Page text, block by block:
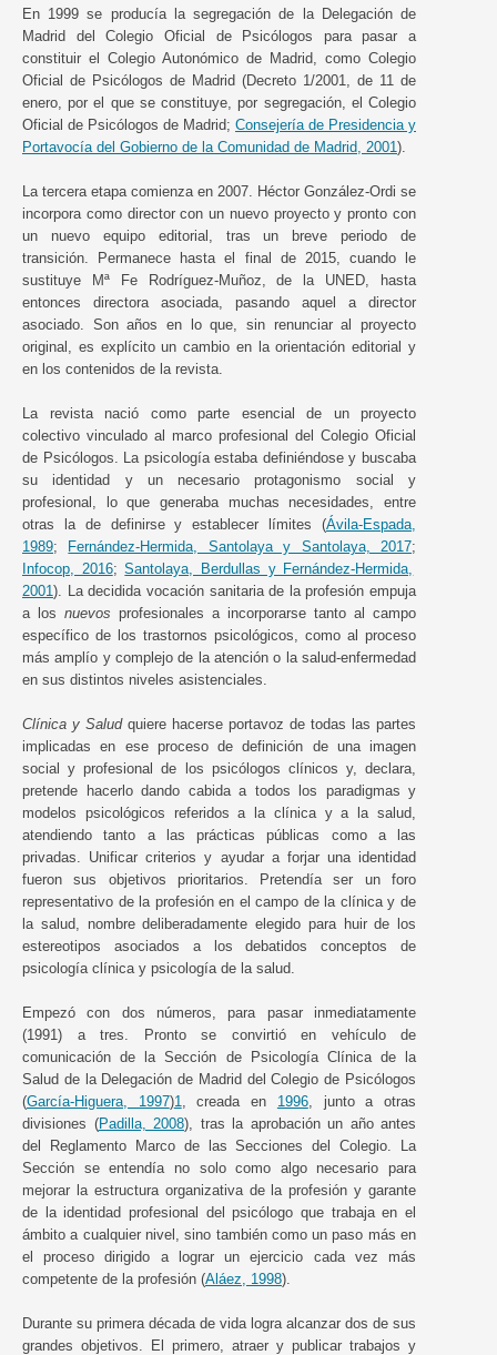
En 1999 se producía la segregación de la Delegación de
Madrid del Colegio Oficial de Psicólogos para pasar a
constituir el Colegio Autonómico de Madrid, como Colegio
Oficial de Psicólogos de Madrid (Decreto 1/2001, de 11 de
enero, por el que se constituye, por segregación, el Colegio
Oficial de Psicólogos de Madrid; Consejería de Presidencia y
Portavocía del Gobierno de la Comunidad de Madrid, 2001).
La tercera etapa comienza en 2007. Héctor González-Ordi se
incorpora como director con un nuevo proyecto y pronto con
un nuevo equipo editorial, tras un breve periodo de
transición. Permanece hasta el final de 2015, cuando le
sustituye Mª Fe Rodríguez-Muñoz, de la UNED, hasta
entonces directora asociada, pasando aquel a director
asociado. Son años en lo que, sin renunciar al proyecto
original, es explícito un cambio en la orientación editorial y
en los contenidos de la revista.
La revista nació como parte esencial de un proyecto
colectivo vinculado al marco profesional del Colegio Oficial
de Psicólogos. La psicología estaba definiéndose y buscaba
su identidad y un necesario protagonismo social y
profesional, lo que generaba muchas necesidades, entre
otras la de definirse y establecer límites (Ávila-Espada,
1989; Fernández-Hermida, Santolaya y Santolaya, 2017;
Infocop, 2016;Santolaya, Berdullas y Fernández-Hermida,
2001). La decidida vocación sanitaria de la profesión empuja
a los nuevos profesionales a incorporarse tanto al campo
específico de los trastornos psicológicos, como al proceso
más amplío y complejo de la atención o la salud-enfermedad
en sus distintos niveles asistenciales.
Clínica y Saludquiere hacerse portavoz de todas las partes
implicadas en ese proceso de definición de una imagen
social y profesional de los psicólogos clínicos y, declara,
pretende hacerlo dando cabida a todos los paradigmas y
modelos psicológicos referidos a la clínica y a la salud,
atendiendo tanto a las prácticas públicas como a las
privadas. Unificar criterios y ayudar a forjar una identidad
fueron sus objetivos prioritarios. Pretendía ser un foro
representativo de la profesión en el campo de la clínica y de
la salud, nombre deliberadamente elegido para huir de los
estereotipos asociados a los debatidos conceptos de
psicología clínica y psicología de la salud.
Empezó con dos números, para pasar inmediatamente
(1991) a tres. Pronto se convirtió en vehículo de
comunicación de la Sección de Psicología Clínica de la
Salud de la Delegación de Madrid del Colegio de Psicólogos
(García-Higuera, 1997)1 , creada en 1996, junto a otras
divisiones (Padilla, 2008), tras la aprobación un año antes
del Reglamento Marco de las Secciones del Colegio. La
Sección se entendía no solo como algo necesario para
mejorar la estructura organizativa de la profesión y garante
de la identidad profesional del psicólogo que trabaja en el
ámbito a cualquier nivel, sino también como un paso más en
el proceso dirigido a lograr un ejercicio cada vez más
competente de la profesión (Aláez, 1998).
Durante su primera década de vida logra alcanzar dos de sus
grandes objetivos. El primero, atraer y publicar trabajos y